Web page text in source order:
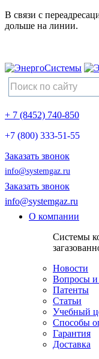
В связи с
дольше на линии.
+ 7 (8452) 740-850
+7 (800) 333-51-55
Заказать звонок
info@systemgaz.ru
Заказать звонок
info@systemgaz.ru
О компании
Системы
Новости
Вопросы и
Патенты
Статьи
Учебный
Способы
Гарантия
Доставка